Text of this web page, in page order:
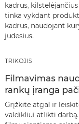
kadrus,
tinka vykdant
kadrus, naudojant
judesius.
TRIKOJIS
Filmavimas
rankų įranga
Grįžkite atgal ir
valdikliui atlikti